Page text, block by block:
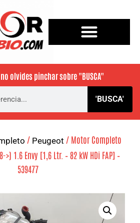
olvides pinchar sobre "BUSCA"
'BUSCA'
/ Peugeot / Motor Completo
>) 1.6 Envy [1,6 Ltr. – 82 kW HDi FAP] –
539477